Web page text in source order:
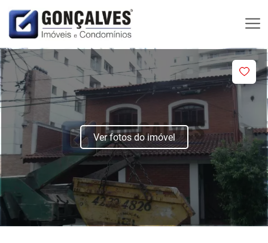
Ver fotos do imóvel